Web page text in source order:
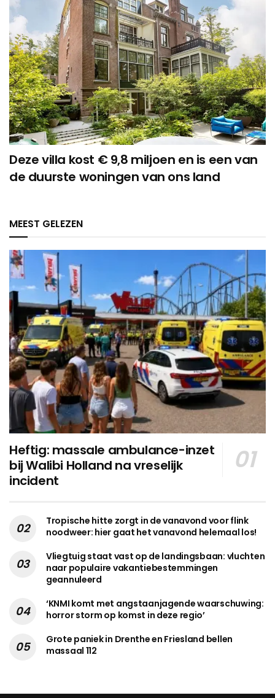
Deze villa kost € 9,8 miljoen en is een van
de duurste woningen van ons land
MEEST GELEZEN
Heftig: massale ambulance-inzet
bij Walibi Holland na vreselijk
incident
Tropische hitte zorgt in de vanavond voor flink
noodweer: hier gaat het vanavond helemaal los!
Vliegtuig staat vast op de landingsbaan: vluchten
naar populaire vakantiebestemmingen
geannuleerd
‘KNMI komt met angstaanjagende waarschuwing:
horror storm op komst in deze regio’
Grote paniek in Drenthe en Friesland bellen
massaal 112